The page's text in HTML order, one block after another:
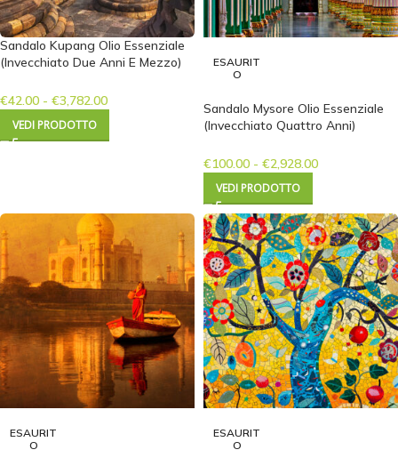
Sandalo Kupang Olio Essenziale
(Invecchiato Due Anni E Mezzo)
€42.00 - €3,782.00
VEDI PRODOTTO
ESAURIT
O
Sandalo Mysore Olio Essenziale
(Invecchiato Quattro Anni)
€100.00 - €2,928.00
VEDI PRODOTTO
ESAURIT
O
ESAURIT
O